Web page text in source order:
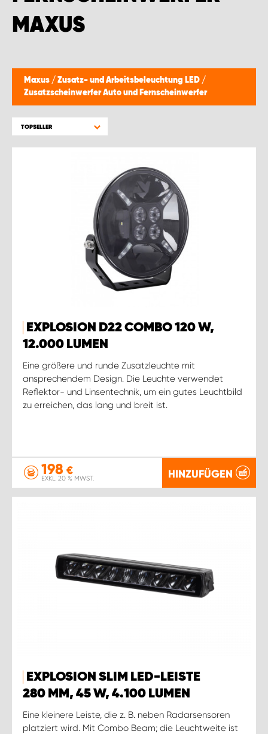
MAXUS
Maxus / Zusatz- und Arbeitsbeleuchtung LED /
Zusatzscheinwerfer Auto und Fernscheinwerfer
TOPSELLER
EXPLOSION D22 COMBO 120 W,
12.000 LUMEN
Eine größere und runde Zusatzleuchte mit
ansprechendem Design. Die Leuchte verwendet
Reflektor- und Linsentechnik, um ein gutes Leuchtbild
zu erreichen, das lang und breit ist.
198 €
EXKL. 20 % MWST. HINZUFÜGEN
EXPLOSION SLIM LED-LEISTE
280 MM, 45 W, 4.100 LUMEN
Eine kleinere Leiste, die z. B. neben Radarsensoren
platziert wird. Mit Combo Beam; die Leuchtweite ist
MONTAGEPARTNER WIEN 1230